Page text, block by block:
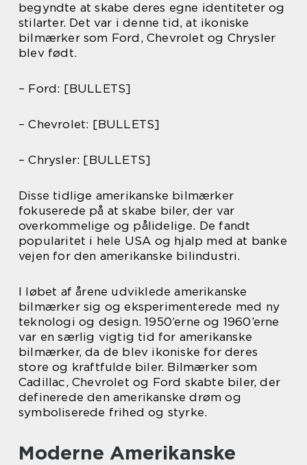
begyndte at skabe deres egne identiteter og
stilarter. Det var i denne tid, at ikoniske
bilmærker som Ford, Chevrolet og Chrysler
blev født.
– Ford: [BULLETS]
– Chevrolet: [BULLETS]
– Chrysler: [BULLETS]
Disse tidlige amerikanske bilmærker
fokuserede på at skabe biler, der var
overkommelige og pålidelige. De fandt
popularitet i hele USA og hjalp med at banke
vejen for den amerikanske bilindustri.
I løbet af årene udviklede amerikanske
bilmærker sig og eksperimenterede med ny
teknologi og design. 1950’erne og 1960’erne
var en særlig vigtig tid for amerikanske
bilmærker, da de blev ikoniske for deres
store og kraftfulde biler. Bilmærker som
Cadillac, Chevrolet og Ford skabte biler, der
definerede den amerikanske drøm og
symboliserede frihed og styrke.
Moderne Amerikanske